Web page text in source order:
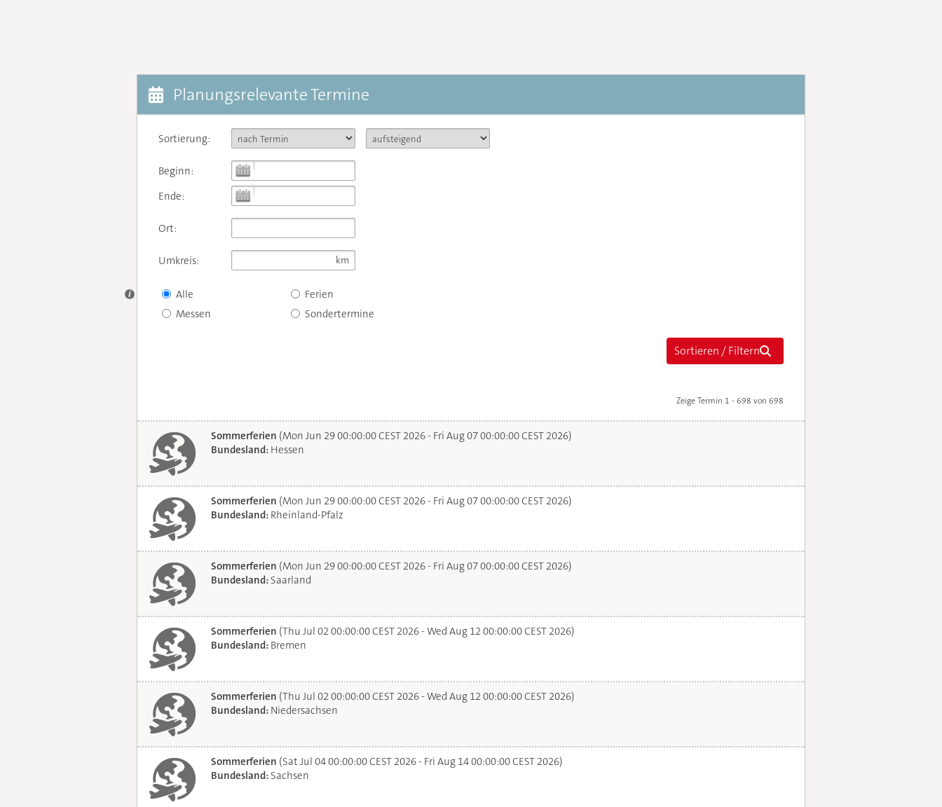
Planungsrelevante Termine
Sortierung:
Beginn:
Ende:
Ort:
Umkreis:
Alle
Messen
Ferien
Sondertermine
Zeige Termin 1 - 698 von 698
Sommerferien (Mon Jun 29 00:00:00 CEST 2026 - Fri Aug 07 00:00:00 CEST 2026)
Bundesland: Hessen
Sommerferien (Mon Jun 29 00:00:00 CEST 2026 - Fri Aug 07 00:00:00 CEST 2026)
Bundesland: Rheinland-Pfalz
Sommerferien (Mon Jun 29 00:00:00 CEST 2026 - Fri Aug 07 00:00:00 CEST 2026)
Bundesland: Saarland
Sommerferien (Thu Jul 02 00:00:00 CEST 2026 - Wed Aug 12 00:00:00 CEST 2026)
Bundesland: Bremen
Sommerferien (Thu Jul 02 00:00:00 CEST 2026 - Wed Aug 12 00:00:00 CEST 2026)
Bundesland: Niedersachsen
Sommerferien (Sat Jul 04 00:00:00 CEST 2026 - Fri Aug 14 00:00:00 CEST 2026)
Bundesland: Sachsen